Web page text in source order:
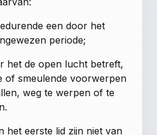
een door het
periode;
het de open lucht betreft,
of smeulende voorwerpen
weg te werpen of te
het eerste lid zijn niet van